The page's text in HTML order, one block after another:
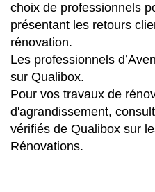
choix de professionnels
présentant les retours
rénovation.
Les professionnels
sur Qualibox.
Pour vos travaux de
d'agrandissement,
vérifiés de Qualibox sur
Rénovations.